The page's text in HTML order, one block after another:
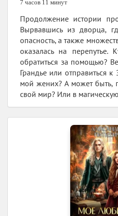
7 часов 11 минут
Продолжение истории
Вырвавшись из дворца,
опасность, а также
оказалась на
обратиться за помощью?
Грандье или отправиться
мой жених? А может быть,
свой мир? Или в